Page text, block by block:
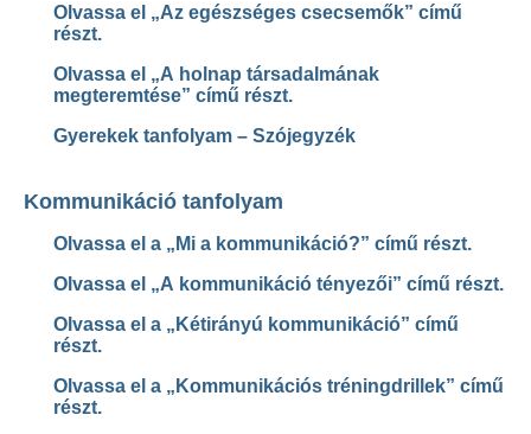
Olvassa el „Az egészséges csecsemők” című
részt.
Olvassa el „A holnap társadalmának
megteremtése” című részt.
Gyerekek tanfolyam – Szójegyzék
Kommunikáció tanfolyam
Olvassa el a „Mi a kommunikáció?” című részt.
Olvassa el „A kommunikáció tényezői” című részt.
Olvassa el a „Kétirányú kommunikáció” című
részt.
Olvassa el a „Kommunikációs tréningdrillek” című
részt.